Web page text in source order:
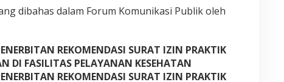
dibahas dalam Forum Komunikasi Publik oleh
REKOMENDASI SURAT IZIN PRAKTIK
DI FASILITAS PELAYANAN KESEHATAN
REKOMENDASI SURAT IZIN PRAKTIK